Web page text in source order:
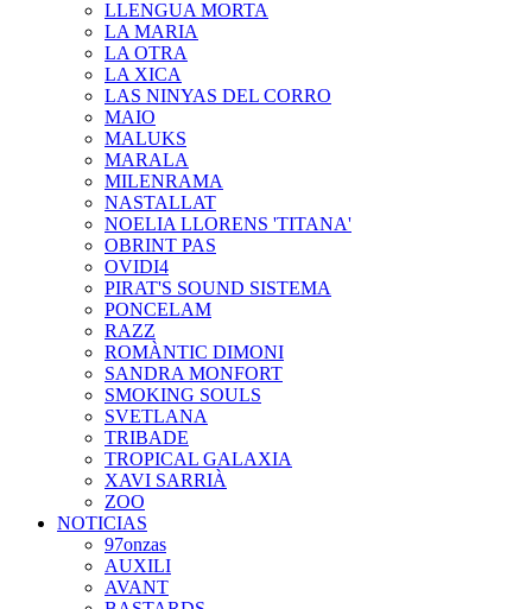
LLENGUA MORTA
LA MARIA
LA OTRA
LA XICA
LAS NINYAS DEL CORRO
MAIO
MALUKS
MARALA
MILENRAMA
NASTALLAT
NOELIA LLORENS 'TITANA'
OBRINT PAS
OVIDI4
PIRAT'S SOUND SISTEMA
PONCELAM
RAZZ
ROMÀNTIC DIMONI
SANDRA MONFORT
SMOKING SOULS
SVETLANA
TRIBADE
TROPICAL GALAXIA
XAVI SARRIÀ
ZOO
NOTICIAS
97onzas
AUXILI
AVANT